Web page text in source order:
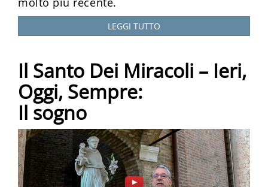
LEGGI TUTTO
Il Santo Dei Miracoli – Ieri,
Oggi, Sempre:
Il sogno